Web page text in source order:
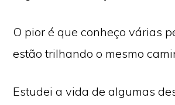
O pior é que conheço várias
estão trilhando o mesmo
Estudei a vida de algumas